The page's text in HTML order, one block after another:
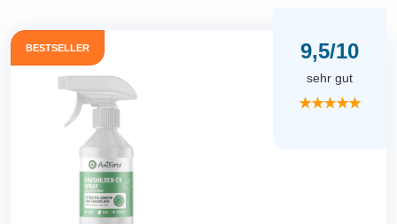
BESTSELLER 9,5/10
sehr gut
★★★★★